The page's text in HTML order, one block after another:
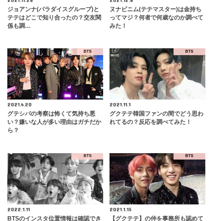
ジョアンナ(パラダイスグループ)と
テテはどこで知り合ったの？交友関
係も調…
ヌナビニム(テテマスター)は金持ち
ってマジ？何者で何歳なのか調べて
みた！
BTS
2021.4.20
グテシパの考察は怖くて気持ち悪
い？嫌いな人が多い理由はガチだか
ら？
BTS
2021.11.1
グクテテ韓国ファンの間でどう思わ
れてるの？反応を調べてみた！
BTS
2022.1.11
BTSのインスタ位置情報は確認でき
BTS
2021.1.15
【グクテテ】の仲を事務所も認めて